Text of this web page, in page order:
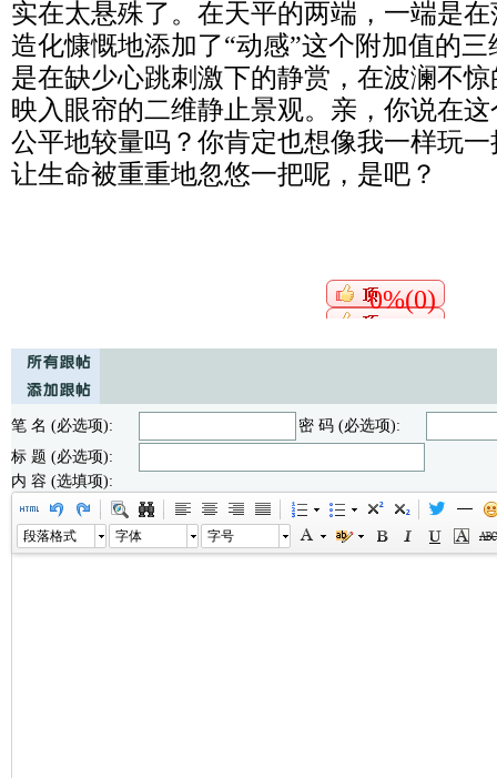
实在太悬殊了。在天平的两端，一端是
造化慷慨地添加了“动感”这个附加值的
是在缺少心跳刺激下的静赏，在波澜不
映入眼帘的二维静止景观。亲，你说在
公平地较量吗？你肯定也想像我一样玩
让生命被重重地忽悠一把呢，是吧？
0%(0)
笔 名 (必选项):
密 码 (必选项):
标 题 (必选项):
内 容 (选填项):
段落格式 字体 字号